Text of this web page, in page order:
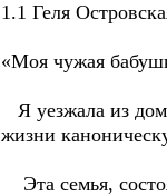
1.1 Геля
«Моя чужая
Я уезжала из
жизни
Эта семья,